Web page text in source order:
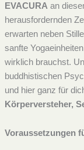
EVACURA an
herausfordernden
erwarten neben
sanfte
wirklich brauchst.
buddhistischen
und hier ganz für
Körperversteher,
Voraussetzungen